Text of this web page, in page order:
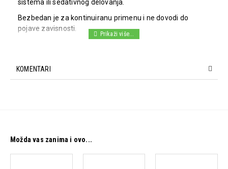
sistema ili sedativnog delovanja.
Bezbedan je za kontinuiranu primenu i ne dovodi do
pojave zavisnosti.
KOMENTARI
Možda vas zanima i ovo...